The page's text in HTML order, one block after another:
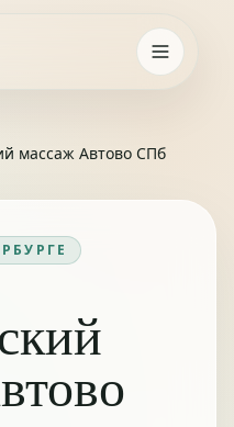
массаж Автово СПб